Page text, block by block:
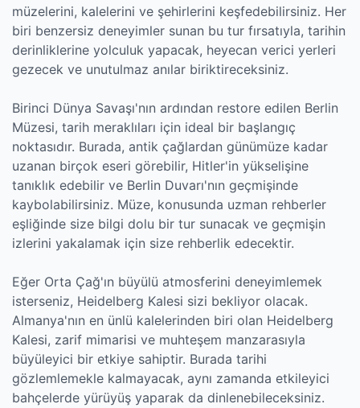
müzelerini, kalelerini ve şehirlerini keşfedebilirsiniz. Her
biri benzersiz deneyimler sunan bu tur fırsatıyla, tarihin
derinliklerine yolculuk yapacak, heyecan verici yerleri
gezecek ve unutulmaz anılar biriktireceksiniz.
Birinci Dünya Savaşı'nın ardından restore edilen Berlin
Müzesi, tarih meraklıları için ideal bir başlangıç
noktasıdır. Burada, antik çağlardan günümüze kadar
uzanan birçok eseri görebilir, Hitler'in yükselişine
tanıklık edebilir ve Berlin Duvarı'nın geçmişinde
kaybolabilirsiniz. Müze, konusunda uzman rehberler
eşliğinde size bilgi dolu bir tur sunacak ve geçmişin
izlerini yakalamak için size rehberlik edecektir.
Eğer Orta Çağ'ın büyülü atmosferini deneyimlemek
isterseniz, Heidelberg Kalesi sizi bekliyor olacak.
Almanya'nın en ünlü kalelerinden biri olan Heidelberg
Kalesi, zarif mimarisi ve muhteşem manzarasıyla
büyüleyici bir etkiye sahiptir. Burada tarihi
gözlemlemekle kalmayacak, aynı zamanda etkileyici
bahçelerde yürüyüş yaparak da dinlenebileceksiniz.